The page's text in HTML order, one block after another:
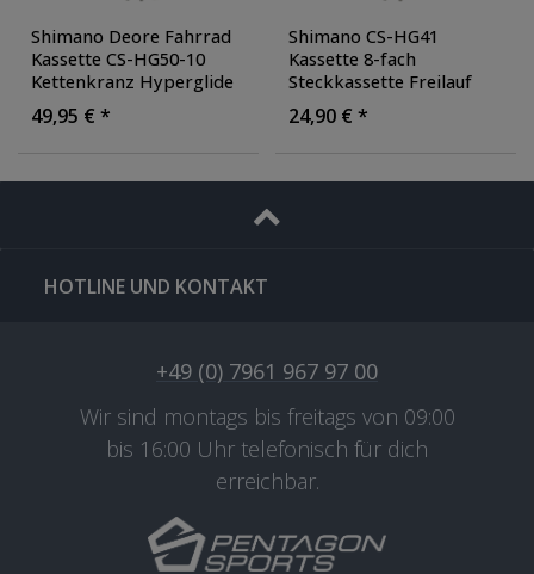
Shimano Deore Fahrrad
Kassette CS-HG50-10
Kettenkranz Hyperglide
10 fach Zahnkranz
Fahrradkassette
49,95 € *
Shimano CS-HG41
Kassette 8-fach
Steckkassette Freilauf
Fahrrad Kassette
Fahrradkassette Ritzel
24,90 € *
HOTLINE UND KONTAKT
+49 (0) 7961 967 97 00
Wir sind montags bis freitags von 09:00
bis 16:00 Uhr telefonisch für dich
erreichbar.